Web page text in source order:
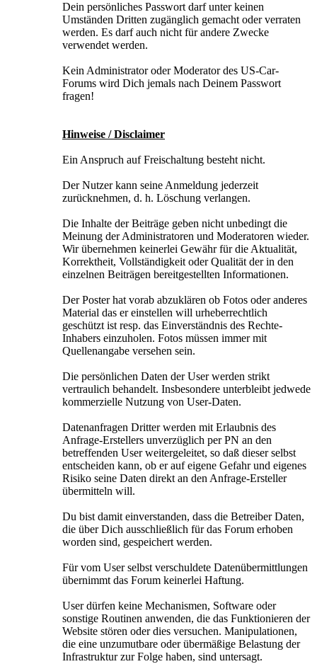
Dein persönliches Passwort darf unter keinen
Umständen Dritten zugänglich gemacht oder verraten
werden. Es darf auch nicht für andere Zwecke
verwendet werden.
Kein Administrator oder Moderator des US-Car-
Forums wird Dich jemals nach Deinem Passwort
fragen!
Hinweise / Disclaimer
Ein Anspruch auf Freischaltung besteht nicht.
Der Nutzer kann seine Anmeldung jederzeit
zurücknehmen, d. h. Löschung verlangen.
Die Inhalte der Beiträge geben nicht unbedingt die
Meinung der Administratoren und Moderatoren wieder.
Wir übernehmen keinerlei Gewähr für die Aktualität,
Korrektheit, Vollständigkeit oder Qualität der in den
einzelnen Beiträgen bereitgestellten Informationen.
Der Poster hat vorab abzuklären ob Fotos oder anderes
Material das er einstellen will urheberrechtlich
geschützt ist resp. das Einverständnis des Rechte-
Inhabers einzuholen. Fotos müssen immer mit
Quellenangabe versehen sein.
Die persönlichen Daten der User werden strikt
vertraulich behandelt. Insbesondere unterbleibt jedwede
kommerzielle Nutzung von User-Daten.
Datenanfragen Dritter werden mit Erlaubnis des
Anfrage-Erstellers unverzüglich per PN an den
betreffenden User weitergeleitet, so daß dieser selbst
entscheiden kann, ob er auf eigene Gefahr und eigenes
Risiko seine Daten direkt an den Anfrage-Ersteller
übermitteln will.
Du bist damit einverstanden, dass die Betreiber Daten,
die über Dich ausschließlich für das Forum erhoben
worden sind, gespeichert werden.
Für vom User selbst verschuldete Datenübermittlungen
übernimmt das Forum keinerlei Haftung.
User dürfen keine Mechanismen, Software oder
sonstige Routinen anwenden, die das Funktionieren der
Website stören oder dies versuchen. Manipulationen,
die eine unzumutbare oder übermäßige Belastung der
Infrastruktur zur Folge haben, sind untersagt.